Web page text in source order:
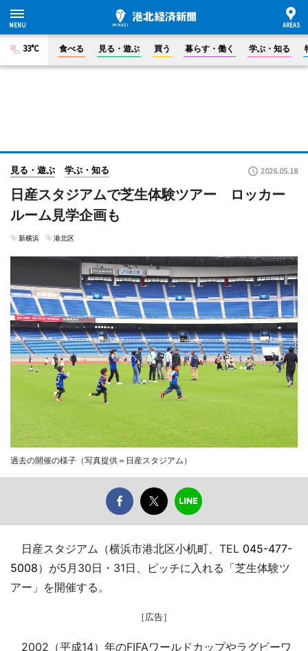
33°C 食べる 見る・遊ぶ 買う 暮らす・働く 学ぶ・知る
見る・遊ぶ 学ぶ・知る 2026.05.18
日産スタジアムで芝生体験ツアー ロッカー
ルーム見学企画も
新横浜 港北区
過去の開催の様子（写真提供＝日産スタジアム）
日産スタジアム（横浜市港北区小机町、TEL 045-477-
5008）が5月30日・31日、ピッチに入れる「芝生体験ツ
アー」を開催する。
［広告］
2002（平成14）年のFIFAワールドカップやラグビーワ